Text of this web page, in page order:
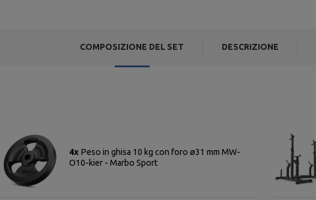
COMPOSIZIONE DEL SET DESCRIZIONE
4x Peso in ghisa 10 kg con foro ø31 mm MW-
O10-kier - Marbo Sport